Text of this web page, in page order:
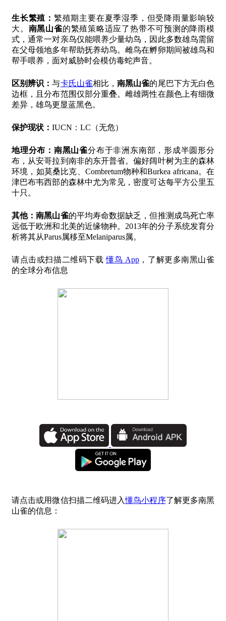
生长繁殖： 繁殖期主要在夏季湿季，但受降雨量影响较
大。 南黑山雀的繁殖策略适应了热带不可预测的降雨模
式，通常一对亲鸟仅能喂养少量幼鸟，因此多数雄鸟需留
在父母领地多年帮助抚养幼鸟。雌鸟在孵卵期间被雄鸟和
帮手喂养，面对威胁时会模仿毒蛇声音。
区别辨识：与卡氏山雀相比，南黑山雀的尾巴下方无白色
边框，且分布范围仅部分重叠。雌雄两性在颜色上有细微
差异，雄鸟更显蓝黑色。
保护现状： IUCN：LC（无危）
地理分布： 南黑山雀分布于非洲东南部，形成半圆形分
布，从安哥拉到南非的东开普省。偏好阔叶树为主的森林
环境，如莫桑比克、Combretum物种和Burkea africana。在
津巴布韦西部的森林中尤为常见，密度可达每平方公里五
十只。
其他：南黑山雀的平均寿命数据缺乏，但推测成鸟死亡率
远低于欧洲和北美的近缘物种。2013年的分子系统发育分
析将其从Parus属移至Melaniparus属。
请点击或扫描二维码下载懂鸟 App，了解更多南黑山雀
的全球分布信息
请点击或用微信扫描二维码进入懂鸟小程序了解更多南黑
山雀的信息：